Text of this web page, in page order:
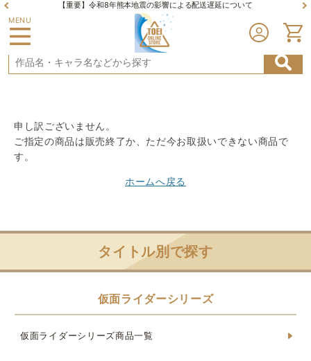
【重要】令和8年熊本地震の影響による配送遅延について
MENU
申し訳ございません。
ご指定の商品は販売終了か、ただ今お取扱いできない商品で
す。
ホームへ戻る
タイトル別で探す
仮面ライダーシリーズ
仮面ライダーシリーズ商品一覧